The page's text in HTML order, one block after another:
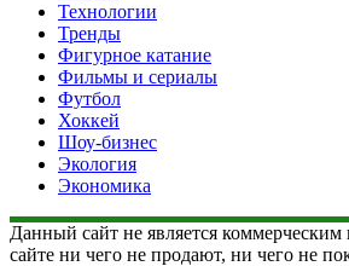
Технологии
Тренды
Фигурное катание
Фильмы и сериалы
Футбол
Хоккей
Шоу-бизнес
Экология
Экономика
Данный сайт не является
сайте ни чего не продают, ни чего не